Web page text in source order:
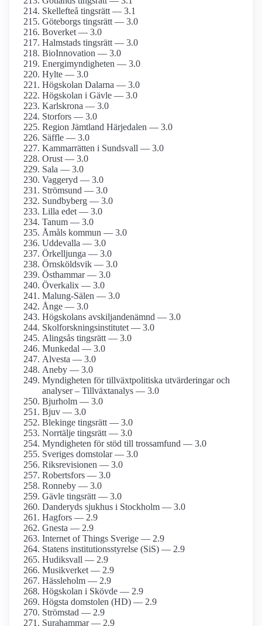
Skellefteå tingsrätt — 3.1
Göteborgs tingsrätt — 3.0
Boverket — 3.0
Halmstads tingsrätt — 3.0
BioInnovation — 3.0
Energimyndigheten — 3.0
Hylte — 3.0
Högskolan Dalarna — 3.0
Högskolan i Gävle — 3.0
Karlskrona — 3.0
Storfors — 3.0
Region Jämtland Härjedalen — 3.0
Säffle — 3.0
Kammarrätten i Sundsvall — 3.0
Orust — 3.0
Sala — 3.0
Vaggeryd — 3.0
Strömsund — 3.0
Sundbyberg — 3.0
Lilla edet — 3.0
Tanum — 3.0
Åmåls kommun — 3.0
Uddevalla — 3.0
Örkelljunga — 3.0
Örnsköldsvik — 3.0
Östhammar — 3.0
Överkalix — 3.0
Malung-Sälen — 3.0
Ånge — 3.0
Högskolans avskiljandenämnd — 3.0
Skolforskningsinstitutet — 3.0
Alingsås tingsrätt — 3.0
Munkedal — 3.0
Alvesta — 3.0
Aneby — 3.0
Myndigheten för tillväxtpolitiska utvärderingar och
analyser – Tillväxtanalys — 3.0
Bjurholm — 3.0
Bjuv — 3.0
Blekinge tingsrätt — 3.0
Norrtälje tingsrätt — 3.0
Myndigheten för stöd till trossamfund — 3.0
Sveriges domstolar — 3.0
Riksrevisionen — 3.0
Robertsfors — 3.0
Ronneby — 3.0
Gävle tingsrätt — 3.0
Danderyds sjukhus i Stockholm — 3.0
Hagfors — 2.9
Gnesta — 2.9
Internet of Things Sverige — 2.9
Statens institutionsstyrelse (SiS) — 2.9
Hudiksvall — 2.9
Musikverket — 2.9
Hässleholm — 2.9
Högskolan i Skövde — 2.9
Högsta domstolen (HD) — 2.9
Strömstad — 2.9
Surahammar — 2.9